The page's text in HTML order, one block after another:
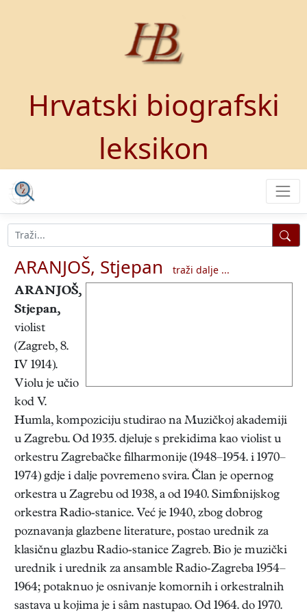
Hrvatski biografski
leksikon
ARANJOŠ, Stjepan
traži dalje ...
ARANJOŠ,
Stjepan,
violist
(Zagreb, 8.
IV 1914).
Violu je učio
kod V.
Humla, kompoziciju studirao na Muzičkoj akademiji
u Zagrebu. Od 1935. djeluje s prekidima kao violist u
orkestru Zagrebačke filharmonije (1948–1954. i 1970–
1974) gdje i dalje povremeno svira. Član je opernog
orkestra u Zagrebu od 1938, a od 1940. Simfonijskog
orkestra Radio-stanice. Već je 1940, zbog dobrog
poznavanja glazbene literature, postao urednik za
klasičnu glazbu Radio-stanice Zagreb. Bio je muzički
urednik i urednik za ansamble Radio-Zagreba 1954–
1964; potaknuo je osnivanje komornih i orkestralnih
sastava u kojima je i sâm nastupao. Od 1964. do 1970.